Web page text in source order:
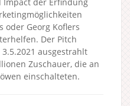
oder Georg Koflers
Der Pitch
ausgestrahlt
Zuschauer, die an
einschalteten.